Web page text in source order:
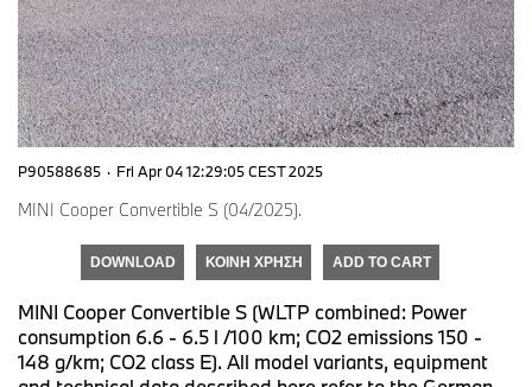
P90588685 · Fri Apr 04 12:29:05 CEST 2025
MINI Cooper Convertible S (04/2025).
DOWNLOAD ΚΟΙΝΉ ΧΡΉΣΗ ADD TO CART
MINI Cooper Convertible S (WLTP combined: Power
consumption 6.6 - 6.5 l /100 km; CO2 emissions 150 -
148 g/km; CO2 class E). All model variants, equipment